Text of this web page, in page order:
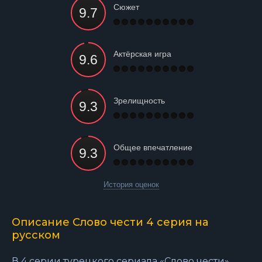
Сюжет
Актёрская игра
Зрелищность
Общее впечатление
История оценок
Описание Слово чести 4 серия на
русском